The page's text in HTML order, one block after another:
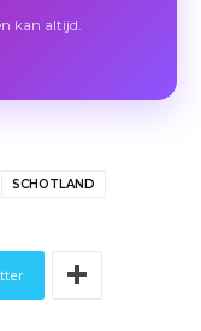
kan altijd.
SCHOTLAND